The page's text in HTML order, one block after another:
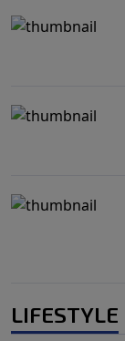
LIFESTYLE